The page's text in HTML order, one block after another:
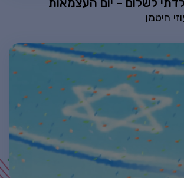
לשלום – יום העצמאות